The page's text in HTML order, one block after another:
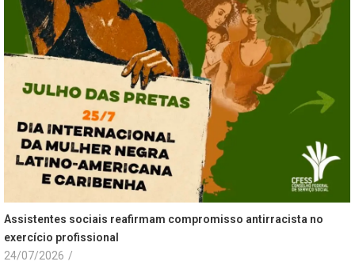
Assistentes sociais reafirmam compromisso antirracista no
exercício profissional
24/07/2026 /